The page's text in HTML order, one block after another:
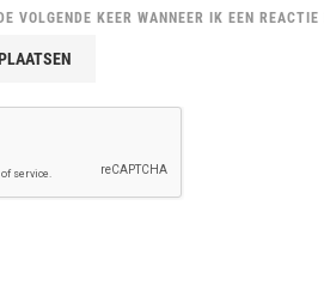
VOLGENDE KEER WANNEER IK EEN